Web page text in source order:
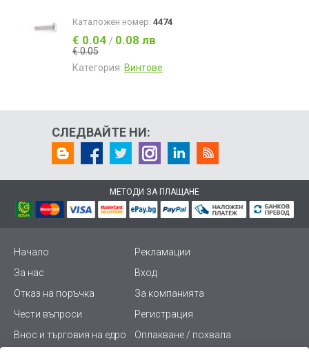
Каталожен номер: 4474
€ 0.04 / 0.08 лв
€ 0.05
Категория: Винтове
СЛЕДВАЙТЕ НИ:
МЕТОДИ ЗА ПЛАЩАНЕ
Начало
Рекламации
За нас
Вход
Отказ на поръчка
За компанията
Чести въпроси
Регистрация
Внос и търговия на едро
Оплакване / похвала